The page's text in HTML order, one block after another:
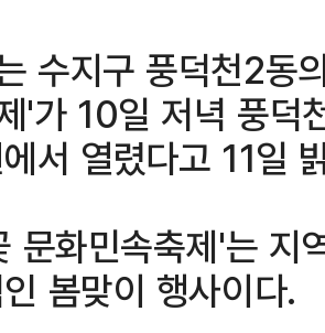
수지구 풍덕천2동
'가 10일 저녁 풍덕
서 열렸다고 11일
문화민속축제'는 지
봄맞이 행사이다.